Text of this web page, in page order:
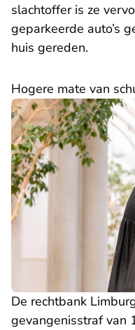
slachtoffer is ze
geparkeerde auto’s
huis gereden.
Hogere mate van
De rechtbank
gevangenisstraf van